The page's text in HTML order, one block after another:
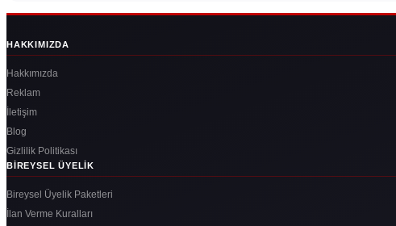
HAKKIMIZDA
Hakkımızda
Reklam
İletişim
Blog
Gizlilik Politikası
BIREYSEL ÜYELIK
Bireysel Üyelik Paketleri
İlan Verme Kuralları